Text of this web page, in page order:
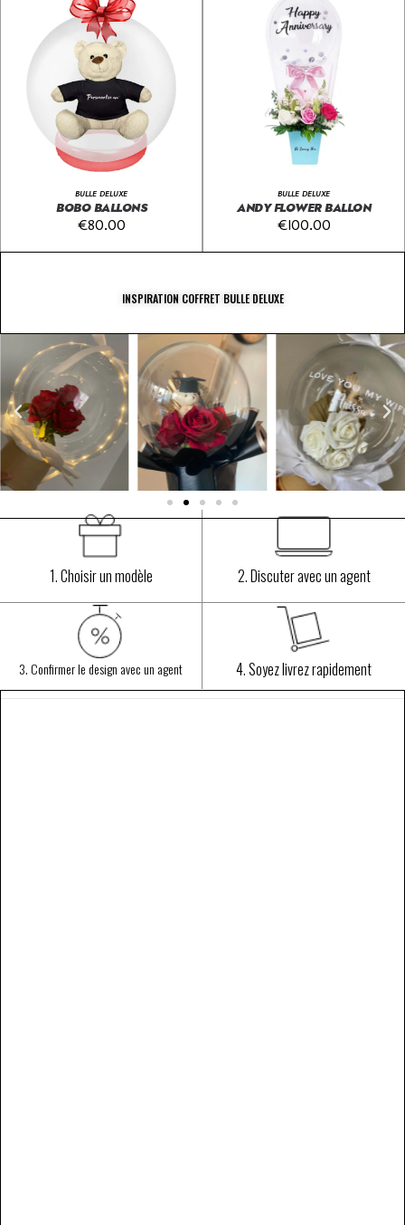
BULLE DELUXE
BOBO BALLONS
€80.00
BULLE DELUXE
ANDY FLOWER BALLON
€100.00
INSPIRATION COFFRET BULLE DELUXE
1. Choisir un modèle 2. Discuter avec un agent
3. Confirmer le design avec un agent 4. Soyez livrez rapidement